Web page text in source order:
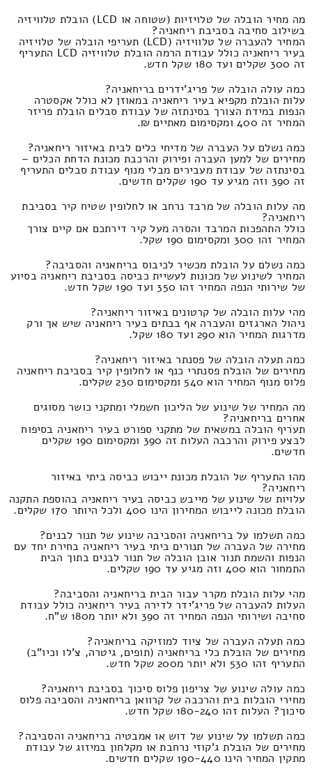
מה מחיר הובלה של טלויזיות (שטוחה או LCD) הובלת טלוויזיה
בשילוב סחיבה בסביבת ריחאניה?
המחיר להעברה של טלוויזיה (LCD) תעריפי הובלה של טלויזיה
בעיר ריחאניה כולל עבודת הרמה הובלת טלוויזיה LCD התעריף
זה 300 שקלים ועד 180 שקל חדש.
כמה עולה הובלה של פריג'ידרים בריחאניה?
עלות הובלת מקפיא בעיר ריחאניה במאוזן לא כולל אקסטרה
הנפות במידת הצורך בסינתזה של עבודת סבלים הובלת פריזר
המחיר זה 400 ומקסימום מאתיים ₪.
כמה נשלם על העברה של מדיחי כלים לבית באיזור ריחאניה?
מחירים של למען העברה ופירוק והרכבת מכונת הדחת הכלים –
בסינתזה של עבודת מעבירים מבלי מנוף עבודת סבלים התעריף
זה 390 וזה מגיע עד 190 שקלים חדשים.
מה עלות הובלה של מרבד נרחב או לחלופין שטיח קיר בסביבת
ריחאניה?
כולל התהפכות המרבד והסרה מעל קיר דירתכם אם קיים צורך
המחיר זהו 300 ומקסימום 190 שקל.
כמה נשלם על הובלת מכשיר לכיבוס בריחאניה והסביבה?
המחיר לשינוע של מכונות לעשיית כביסה בסביבת ריחאניה בסיוע
של שירותי הנפה המחיר זהו 350 ועד 190 שקל חדש.
מהי עלות הובלה של קרטונים באיזור ריחאניה?
ניהול הארגזים והעברה אף בבתים בעיר ריחאניה שיש אך ורק
מדרגות המחיר הוא 290 ועד 180 שקל.
כמה תעלה הובלה של פסנתר באיזור ריחאניה?
מחירים של הובלת פסנתרי כנף או לחלופין קיר בסביבת ריחאניה
פלוס מנוף המחיר הוא 540 ומקסימום 230 שקלים.
מה המחיר של שינוע של הליכון חשמלי ומתקני כושר מסוגים
אחרים בריחאניה?
תעריף הובלה במשאית של מתקני ספורט בעיר ריחאניה בסיפוח
לבצע פירוק והרכבה העלות זה 390 ומקסימום 190 שקלים
חדשים.
מהו התעריף של הובלת מכונת ייבוש כביסה ביתי באיזור
ריחאניה?
עלויות של שינוע של מייבש כביסה בעיר ריחאניה בהוספת התקנה
הובלת מכונה לייבוש המחירון הינו 400 ולכל היותר 170 שקלים.
כמה תשלמו על בריחאניה והסביבה שינוע של תנור לבנים?
מחירה של העברה של תנורים ביתי בעיר ריחאניה בחירת יחד עם
הנפות והשמת תנור אובן הובלה של תנור לבנים בתוך הבית
התמחור הוא 400 וזה מגיע עד 190 שקלים.
מהי עלות הובלת מקרר עבור הבית בריחאניה והסביבה?
העלות להעברה של פריג'ידר לדירה בעיר ריחאניה כולל עבודת
סחיבה ושירותי הנפה המחיר זה 390 ולא יותר מ180 ש"ח.
כמה תעלה העברה של ציוד למוזיקה בריחאניה?
מחירים של הובלת כלי בריחאניה (תופים, גיטרה, צ'לו וכיו"ב)
התעריף זהו 530 ולא יותר מ200 שקל חדש.
כמה עולה שינוע של צריפון פלוס סיכוך בסביבת ריחאניה?
מחירי הובלות בית והרכבה של קרוואן בריחאניה והסביבה פלוס
סיכוך? העלות זהו 180-240 שקל חדש.
כמה תשלמו על שינוע של דוש או אמבטיה בריחאניה והסביבה?
מחירים של הובלת ג'קוזי נרחבת או מקלחון במיזוג של עבודת
מתקין המחיר הינו 190-440 שקלים חדשים.